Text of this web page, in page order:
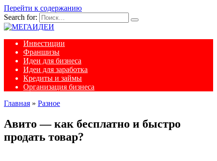
Перейти к содержанию
Search for:
Инвестиции
Франшизы
Идеи для бизнеса
Идеи для заработка
Кредиты и займы
Организация бизнеса
Главная » Разное
Авито — как бесплатно и быстро
продать товар?